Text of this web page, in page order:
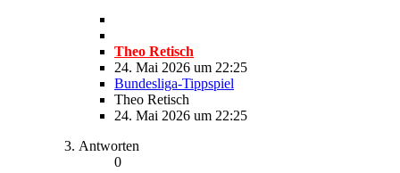
Theo Retisch
24. Mai 2026 um 22:25
Bundesliga-Tippspiel
Theo Retisch
24. Mai 2026 um 22:25
Antworten
0